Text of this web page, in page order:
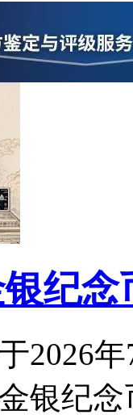
纪念
2026
银纪